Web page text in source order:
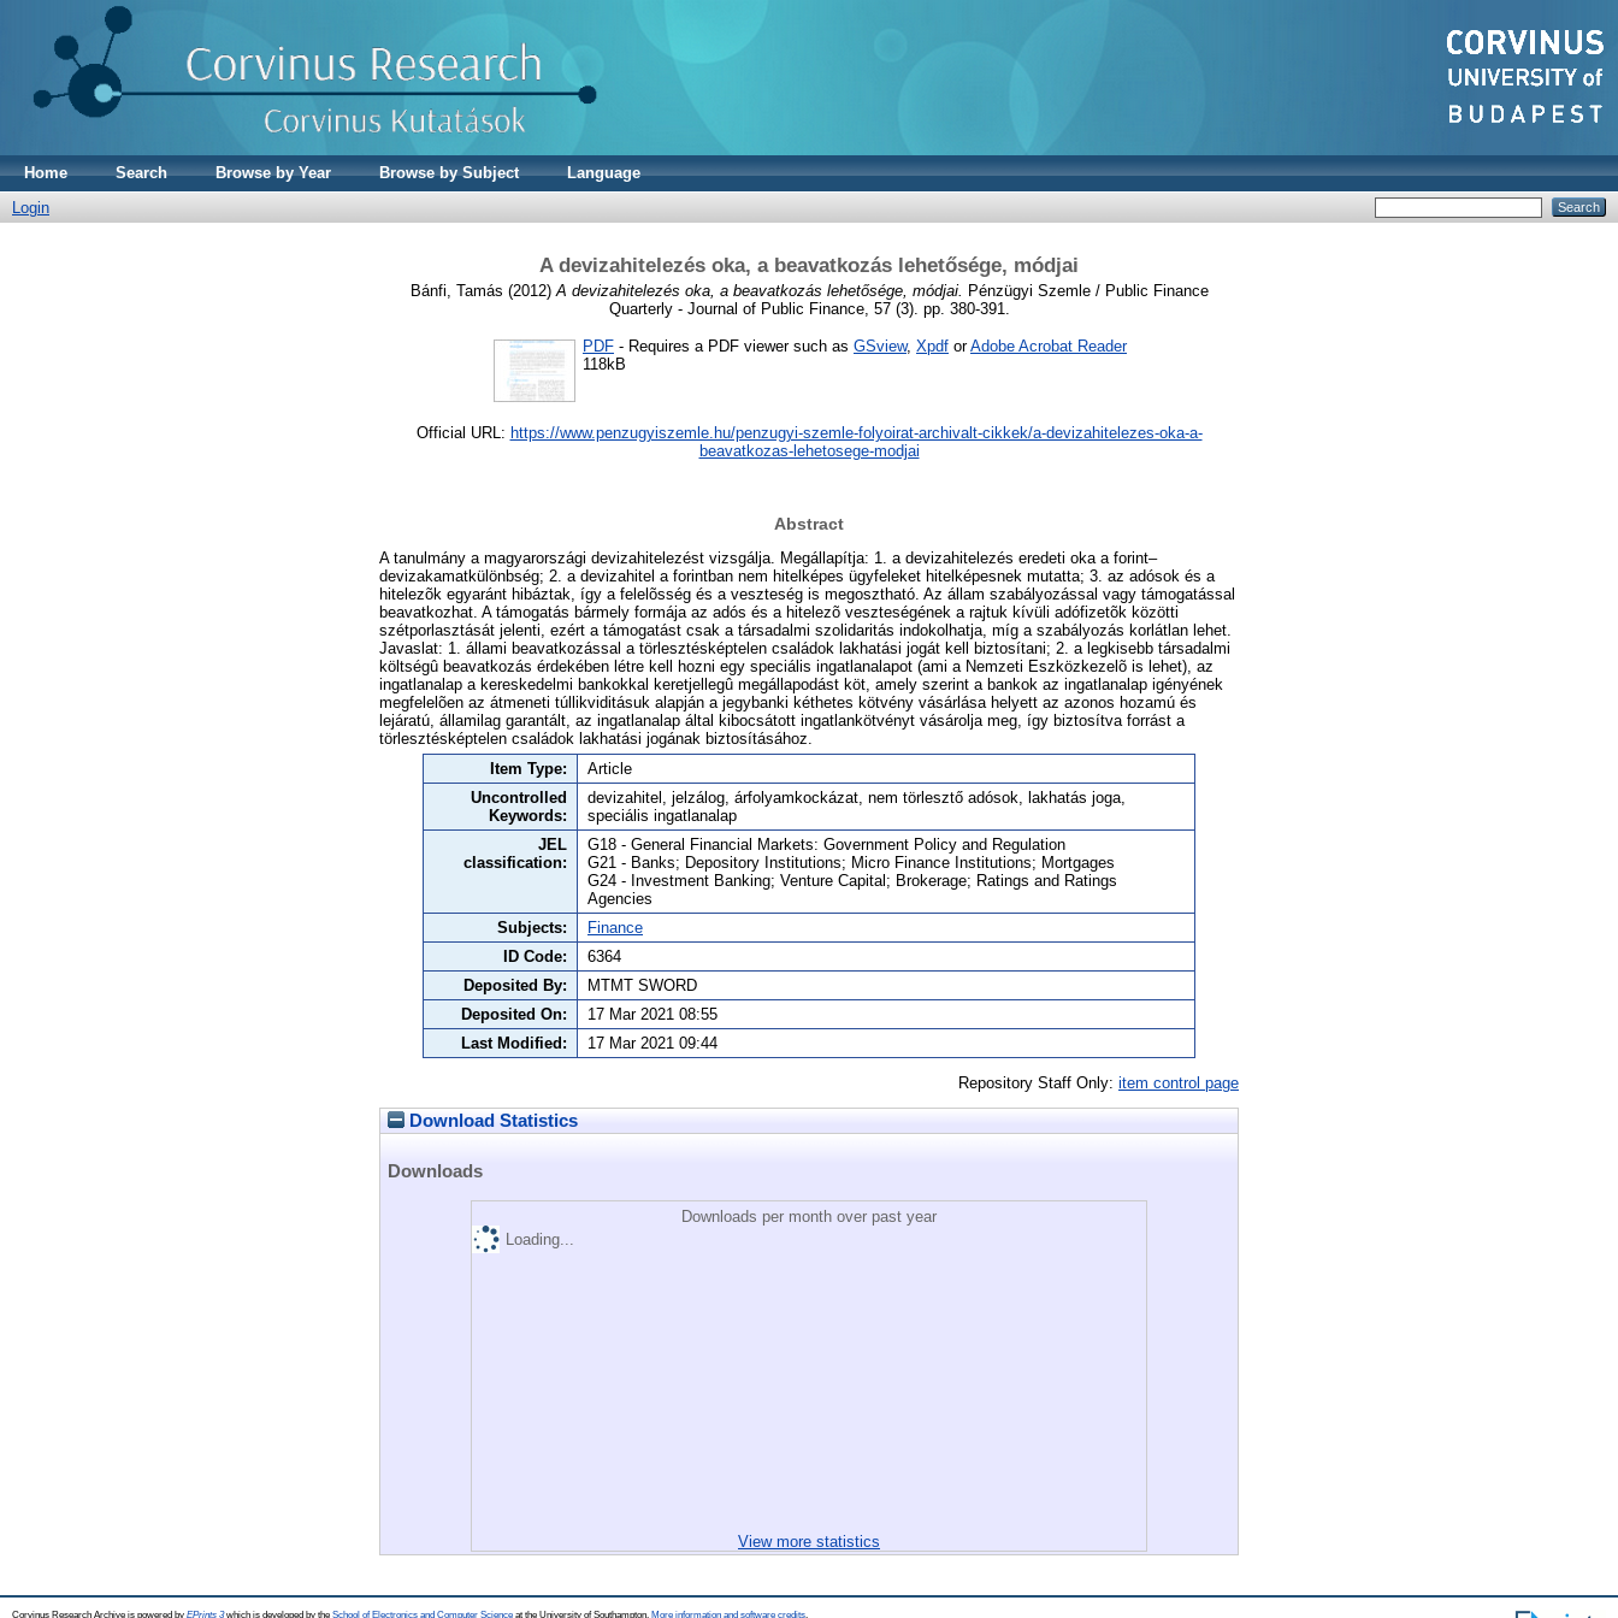
Home Search Browse by Year Browse by Subject
Language
Login
A devizahitelezés oka, a beavatkozás lehetősége, módjai
Bánfi, Tamás (2012) A devizahitelezés oka, a beavatkozás lehetősége, módjai.
Pénzügyi Szemle / Public Finance
Quarterly - Journal of Public Finance, 57 (3). pp. 380-391.
PDF - Requires a PDF viewer such as GSview, Xpdf orAdobe Acrobat Reader
118kB
Official URL: https://www.penzugyiszemle.hu/penzugyi-szemle-folyoirat-archivalt-cikkek/a-devizahitelezes-oka-a-
beavatkozas-lehetosege-modjai
Abstract
A tanulmány a magyarországi devizahitelezést vizsgálja. Megállapítja: 1. a devizahitelezés eredeti oka a forint–
devizakamatkülönbség; 2. a devizahitel a forintban nem hitelképes ügyfeleket hitelképesnek mutatta; 3. az adósok és a
hitelezõk egyaránt hibáztak, így a felelõsség és a veszteség is megosztható. Az állam szabályozással vagy támogatással
beavatkozhat. A támogatás bármely formája az adós és a hitelezõ veszteségének a rajtuk kívüli adófizetõk közötti
szétporlasztását jelenti, ezért a támogatást csak a társadalmi szolidaritás indokolhatja, míg a szabályozás korlátlan lehet.
Javaslat: 1. állami beavatkozással a törlesztésképtelen családok lakhatási jogát kell biztosítani; 2. a legkisebb társadalmi
költségû beavatkozás érdekében létre kell hozni egy speciális ingatlanalapot (ami a Nemzeti Eszközkezelõ is lehet), az
ingatlanalap a kereskedelmi bankokkal keretjellegû megállapodást köt, amely szerint a bankok az ingatlanalap igényének
megfelelõen az átmeneti túllikviditásuk alapján a jegybanki kéthetes kötvény vásárlása helyett az azonos hozamú és
lejáratú, államilag garantált, az ingatlanalap által kibocsátott ingatlankötvényt vásárolja meg, így biztosítva forrást a
törlesztésképtelen családok lakhatási jogának biztosításához.
Item Type:
Article
Uncontrolled
Keywords:
devizahitel, jelzálog, árfolyamkockázat, nem törlesztő adósok, lakhatás joga,
speciális ingatlanalap
JEL
classification:
G18 - General Financial Markets: Government Policy and Regulation
G21 - Banks; Depository Institutions; Micro Finance Institutions; Mortgages
G24 - Investment Banking; Venture Capital; Brokerage; Ratings and Ratings
Agencies
Subjects:
Finance
ID Code:
6364
Deposited By:
MTMT SWORD
Deposited On:
17 Mar 2021 08:55
Last Modified:
17 Mar 2021 09:44
Repository Staff Only: item control page
Download Statistics
Downloads
Downloads per month over past year
Loading...
View more statistics
Corvinus Research Archive is powered by EPrints 3which is developed by the School of Electronics and Computer Science at the University of Southampton. More information and software credits